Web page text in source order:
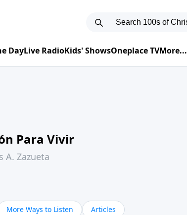
DayLive RadioKids' ShowsOneplace TVMore...
Para Vivir
A. Zazueta
More Ways to Listen Articles